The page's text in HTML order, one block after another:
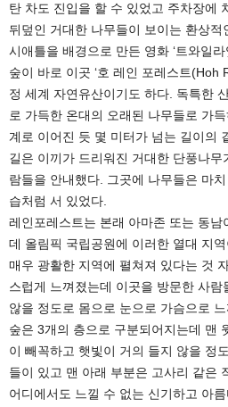
탄 차도 진입을 할 수 있었고 주차장에
뒤덮인 거대한 나무들이 보이는 환상적
시애틀을 배경으로 만든 영화 ‘트와일
숲이 바로 이곳 ‘호 레인 포레스트(Hoh
정 세계 자연유산이기도 하다. 독특한
로 가득한 온대의 오래된 나무들로 가
계로 이어진 듯 몇 미터가 넘는 길이의
길은 이끼가 드리워진 거대한 단풍나
람들을 안내했다. 그곳에 나무들은 마
습처럼 서 있었다.
레인포레스트는 본래 아마존 또는 동
데 올림픽 국립공원에 이러한 열대 지
매우 광활한 지역에 펼쳐져 있다는 것
스럽게 느껴졌는데 이곳을 방문한 사람
않을 정도로 몸으로 눈으로 가슴으로 느
숲은 3개의 층으로 구분되어지는데 맨
이 빼꼭하고 햇빛이 거의 들지 않을 정
들이 있고 맨 아래 부분은 고사리 같은
어디에서도 느낄 수 없는 신기하고 아